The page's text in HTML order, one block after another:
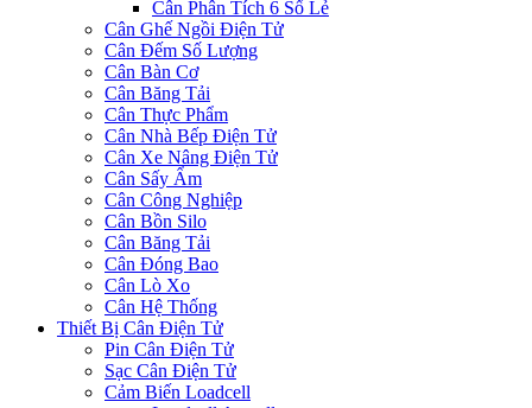
Cân Phân Tích 6 Số Lẻ
Cân Ghế Ngồi Điện Tử
Cân Đếm Số Lượng
Cân Bàn Cơ
Cân Băng Tải
Cân Thực Phẩm
Cân Nhà Bếp Điện Tử
Cân Xe Nâng Điện Tử
Cân Sấy Ẩm
Cân Công Nghiệp
Cân Bồn Silo
Cân Băng Tải
Cân Đóng Bao
Cân Lò Xo
Cân Hệ Thống
Thiết Bị Cân Điện Tử
Pin Cân Điện Tử
Sạc Cân Điện Tử
Cảm Biến Loadcell